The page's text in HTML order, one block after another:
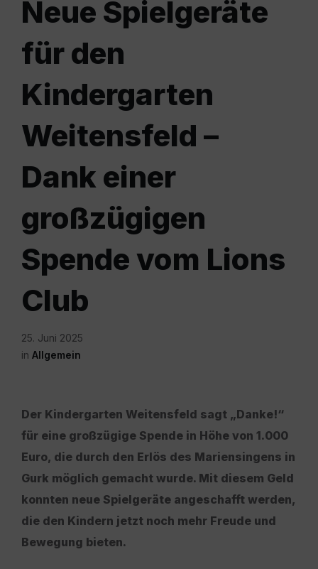
Neue Spielgeräte
für den
Kindergarten
Weitensfeld –
Dank einer
großzügigen
Spende vom Lions
Club
25. Juni 2025
in Allgemein
Der Kindergarten Weitensfeld sagt „Danke!“
für eine großzügige Spende in Höhe von 1.000
Euro, die durch den Erlös des Mariensingens in
Gurk möglich gemacht wurde. Mit diesem Geld
konnten neue Spielgeräte angeschafft werden,
die den Kindern jetzt noch mehr Freude und
Bewegung bieten.